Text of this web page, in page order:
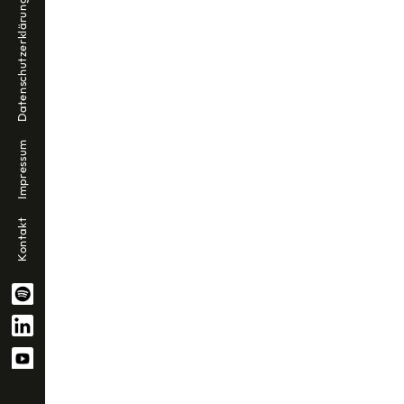
Kontakt
Impressum
Datenschutzerklärung